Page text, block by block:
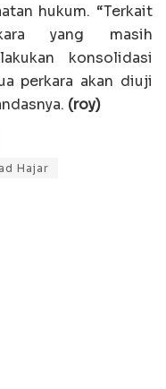
hukum. “Terkait
yang masih
konsolidasi
perkara akan diuji
(roy)
Hajar